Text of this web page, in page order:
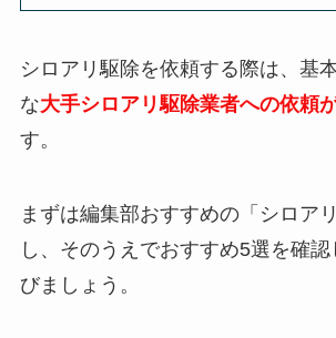
シロアリ駆除を依頼する際は、基
な大手シロアリ駆除業者への依頼
す。
まずは編集部おすすめの「シロア
し、そのうえでおすすめ5選を確
びましょう。